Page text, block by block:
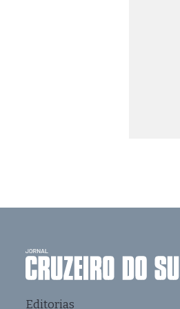
Editorias